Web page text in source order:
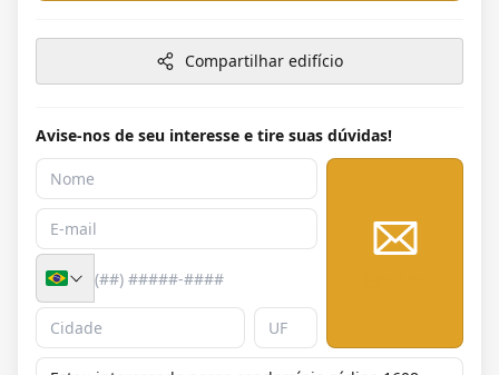
Compartilhar edifício
Avise-nos de seu interesse e tire suas dúvidas!